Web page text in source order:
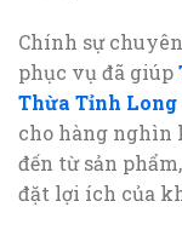
Chính sự
phục vụ đã giúp
Thừa Tỉnh Long
cho hàng nghìn
đến từ sản
đặt lợi ích của